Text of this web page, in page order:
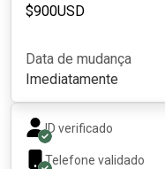
$900USD
Data de mudança
Imediatamente
ID verificado
Telefone validado